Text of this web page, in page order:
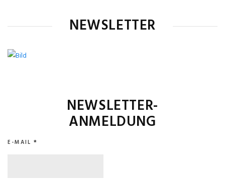
NEWSLETTER
NEWSLETTER-
ANMELDUNG
E-MAIL *